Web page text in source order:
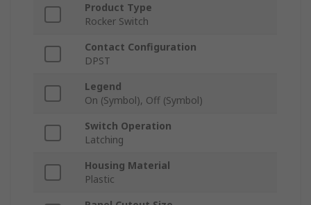
Product Type
Rocker Switch
Contact Configuration
DPST
Legend
On (Symbol), Off (Symbol)
Switch Operation
Latching
Housing Material
Plastic